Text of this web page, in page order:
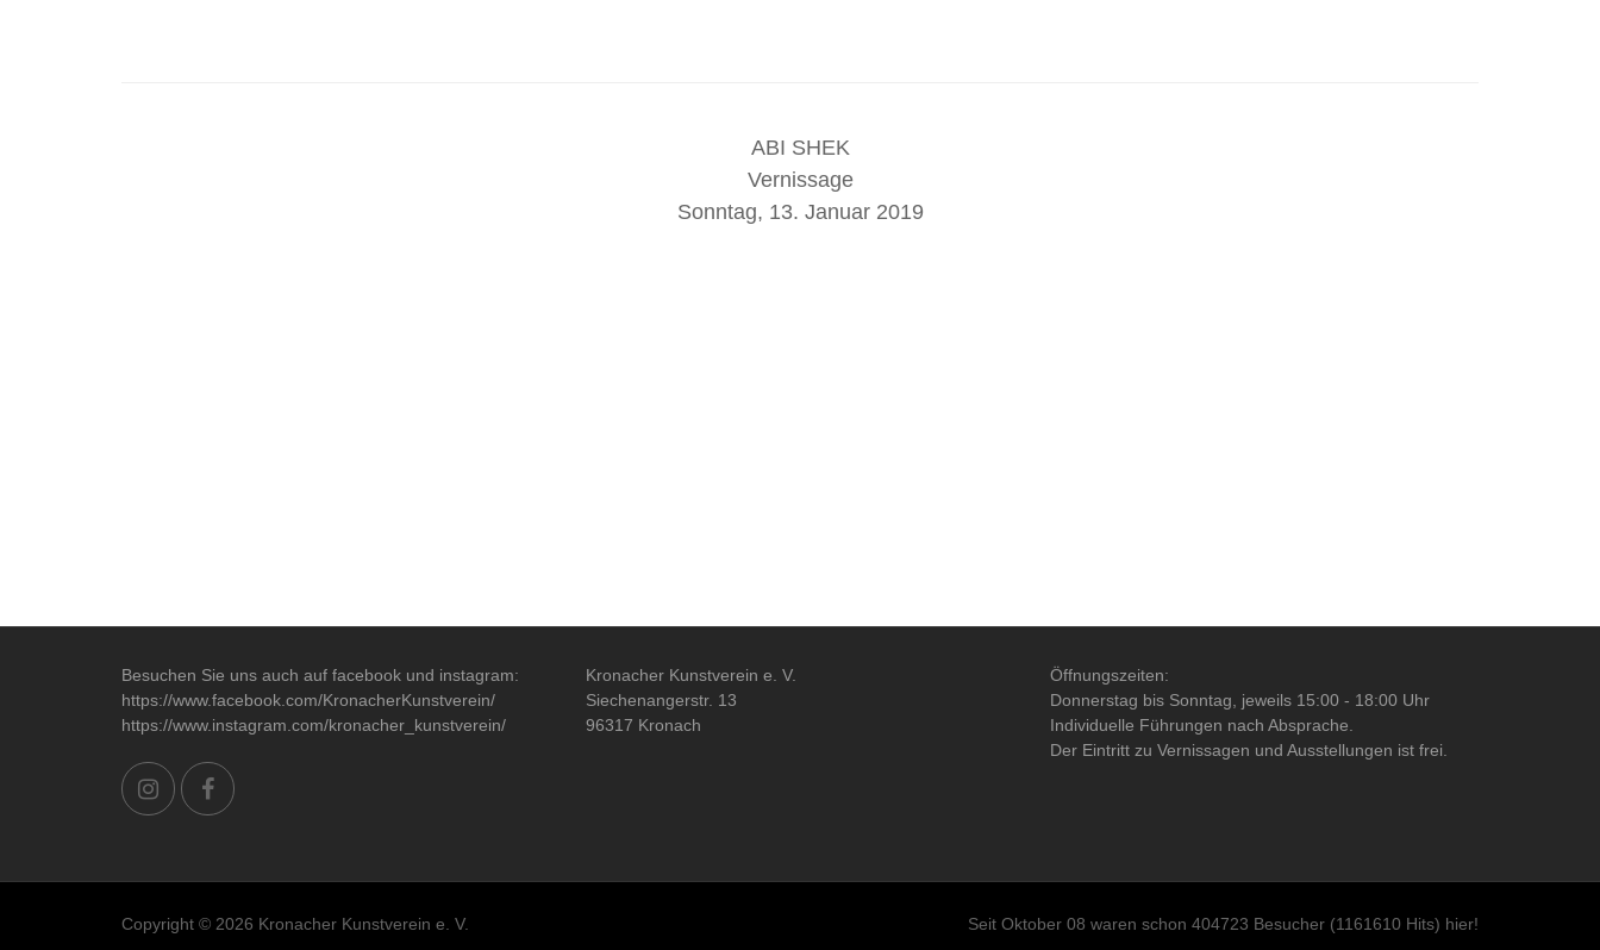
ABI SHEK
Vernissage
Sonntag, 13. Januar 2019
Besuchen Sie uns auch auf facebook und instagram:
https://www.facebook.com/KronacherKunstverein/
https://www.instagram.com/kronacher_kunstverein/
Kronacher Kunstverein e. V.
Siechenangerstr. 13
96317 Kronach
Öffnungszeiten:
Donnerstag bis Sonntag, jeweils 15:00 - 18:00 Uhr
Individuelle Führungen nach Absprache.
Der Eintritt zu Vernissagen und Ausstellungen ist frei.
Copyright © 2026 Kronacher Kunstverein e. V. Seit Oktober 08 waren schon 404723 Besucher (1161610 Hits) hier!